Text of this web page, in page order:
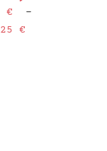
€
–
€